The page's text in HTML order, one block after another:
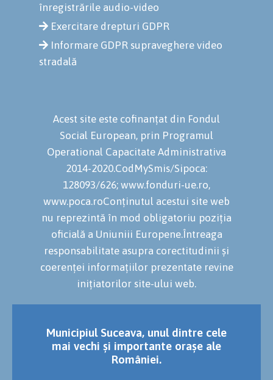
înregistrările audio-video
Exercitare drepturi GDPR
Informare GDPR supraveghere video
stradală
Acest site este cofinanțat din Fondul
Social European, prin Programul
Operational Capacitate Administrativa
2014-2020.CodMySmis/Sipoca:
128093/626; www.fonduri-ue.ro,
www.poca.roConținutul acestui site web
nu reprezintă în mod obligatoriu poziția
oficială a Uniuniii Europene.Întreaga
responsabilitate asupra corectitudinii și
coerenței informațiilor prezentate revine
inițiatorilor site-ului web.
Municipiul Suceava, unul dintre cele
mai vechi și importante orașe ale
României.